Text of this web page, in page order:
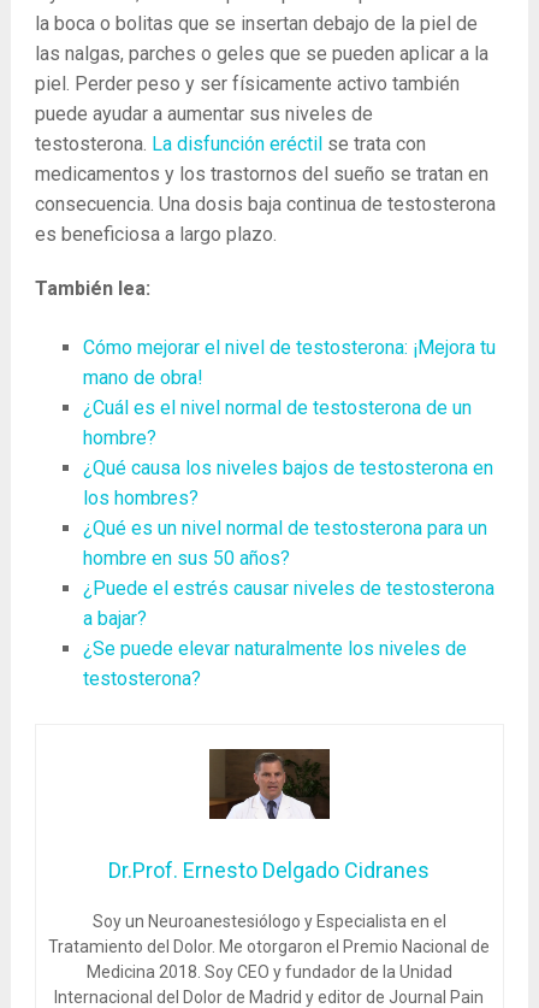
la boca o bolitas que se insertan debajo de la piel de
las nalgas, parches o geles que se pueden aplicar a la
piel. Perder peso y ser físicamente activo también
puede ayudar a aumentar sus niveles de
testosterona. La disfunción eréctilse trata con
medicamentos y los trastornos del sueño se tratan en
consecuencia. Una dosis baja continua de testosterona
es beneficiosa a largo plazo.
También lea:
Cómo mejorar el nivel de testosterona: ¡Mejora tu
mano de obra!
¿Cuál es el nivel normal de testosterona de un
hombre?
¿Qué causa los niveles bajos de testosterona en
los hombres?
¿Qué es un nivel normal de testosterona para un
hombre en sus 50 años?
¿Puede el estrés causar niveles de testosterona
a bajar?
¿Se puede elevar naturalmente los niveles de
testosterona?
Dr.Prof. Ernesto Delgado Cidranes
Soy un Neuroanestesiólogo y Especialista en el
Tratamiento del Dolor. Me otorgaron el Premio Nacional de
Medicina 2018. Soy CEO y fundador de la Unidad
Internacional del Dolor de Madrid y editor de Journal Pain